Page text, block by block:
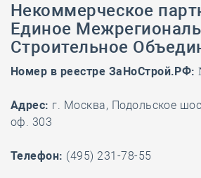
Некоммерческое
Единое
Строительное
Номер в реестре ЗаНоСтрой.РФ:
Адрес: г. Москва, Подольское
оф. 303
Телефон: (495) 231-78-55